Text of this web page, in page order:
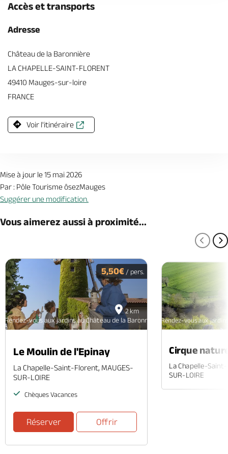
Accès et transports
Adresse
Château de la Baronnière
LA CHAPELLE-SAINT-FLORENT
49410 Mauges-sur-loire
FRANCE
Voir l'itinéraire
Mise à jour le 15 mai 2026
Par : Pôle Tourisme ôsezMauges
Suggérer une modification.
Vous aimerez aussi à proximité...
2 km
Rendez-vous aux jardins au Château de la Baronnière
5,50€ / pers.
Le Moulin de l'Epinay
La Chapelle-Saint-Florent, MAUGES-
SUR-LOIRE
Chèques Vacances
Réserver Offrir
Rendez-vous aux
Cirque
La Chapelle-
SUR-LOIRE